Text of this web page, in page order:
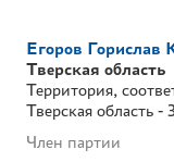
Егоров Горислав
Тверская область
Территория,
Тверская область
Член партии